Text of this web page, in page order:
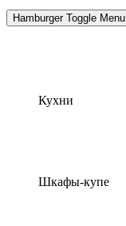
Hamburger Toggle Menu
Кухни
Шкафы-купе